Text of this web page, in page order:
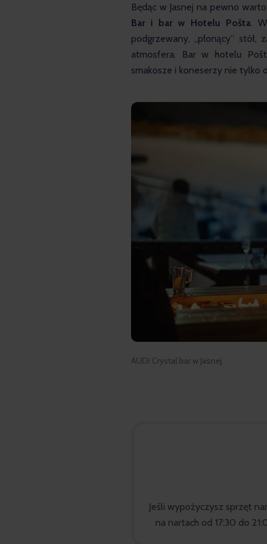
Będąc w Jasnej na pewno
Bar i bar w Hotelu Pošta.
podgrzewany, „płonący”
atmosfera. Bar w hotelu
smakosze i koneserzy nie tylko
AUDI Crystal bar w Jasnej
Jeśli wypożyczysz sprzęt
na nartach od 17:30 do